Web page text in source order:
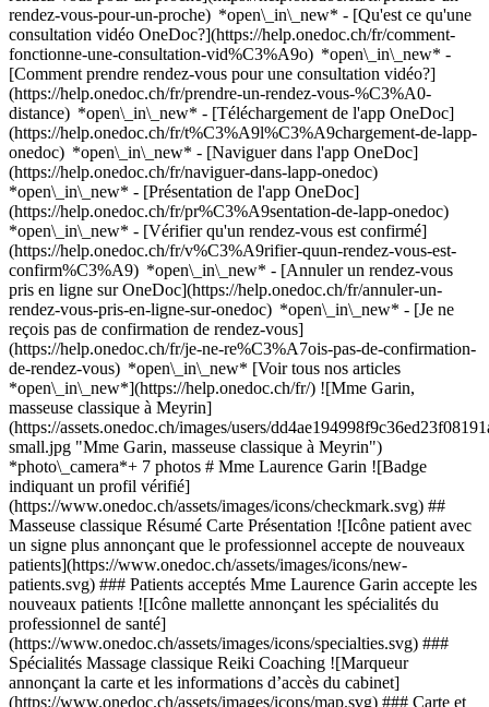
rendez-vous-pour-un-proche) *open\_in\_new* - [Qu'est ce qu'une
consultation vidéo OneDoc?](https://help.onedoc.ch/fr/comment-
fonctionne-une-consultation-vid%C3%A9o) *open\_in\_new* -
[Comment prendre rendez-vous pour une consultation vidéo?]
(https://help.onedoc.ch/fr/prendre-un-rendez-vous-%C3%A0-
distance) *open\_in\_new* - [Téléchargement de l'app OneDoc]
(https://help.onedoc.ch/fr/t%C3%A9l%C3%A9chargement-de-lapp-
onedoc) *open\_in\_new* - [Naviguer dans l'app OneDoc]
(https://help.onedoc.ch/fr/naviguer-dans-lapp-onedoc)
*open\_in\_new* - [Présentation de l'app OneDoc]
(https://help.onedoc.ch/fr/pr%C3%A9sentation-de-lapp-onedoc)
*open\_in\_new* - [Vérifier qu'un rendez-vous est confirmé]
(https://help.onedoc.ch/fr/v%C3%A9rifier-quun-rendez-vous-est-
confirm%C3%A9) *open\_in\_new* - [Annuler un rendez-vous
pris en ligne sur OneDoc](https://help.onedoc.ch/fr/annuler-un-
rendez-vous-pris-en-ligne-sur-onedoc) *open\_in\_new* - [Je ne
reçois pas de confirmation de rendez-vous]
(https://help.onedoc.ch/fr/je-ne-re%C3%A7ois-pas-de-confirmation-
de-rendez-vous) *open\_in\_new* [Voir tous nos articles
*open\_in\_new*](https://help.onedoc.ch/fr/) ![Mme Garin,
masseuse classique à Meyrin]
(https://assets.onedoc.ch/images/users/
small.jpg "Mme Garin, masseuse classique à Meyrin")
*photo\_camera*+ 7 photos # Mme Laurence Garin ![Badge
indiquant un profil vérifié]
(https://www.onedoc.ch/assets/images/icons/checkmark.svg) ##
Masseuse classique Résumé Carte Présentation ![Icône patient avec
un signe plus annonçant que le professionnel accepte de nouveaux
patients](https://www.onedoc.ch/assets/images/icons/new-
patients.svg) ### Patients acceptés Mme Laurence Garin accepte les
nouveaux patients ![Icône mallette annonçant les spécialités du
professionnel de santé]
(https://www.onedoc.ch/assets/images/icons/specialties.svg) ###
Spécialités Massage classique Reiki Coaching ![Marqueur
annonçant la carte et les informations d’accès du cabinet]
(https://www.onedoc.ch/assets/images/icons/map.svg) ### Carte et